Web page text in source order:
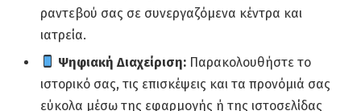
ραντεβού σας σε συνεργαζόμενα κέντρα και
ιατρεία.
Ψηφιακή Διαχείριση: Παρακολουθήστε το
ιστορικό σας, τις επισκέψεις και τα προνόμιά σας
εύκολα μέσω της εφαρμογής ή της ιστοσελίδας